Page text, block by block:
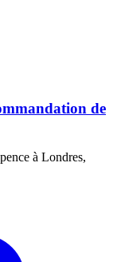
de
à Londres,